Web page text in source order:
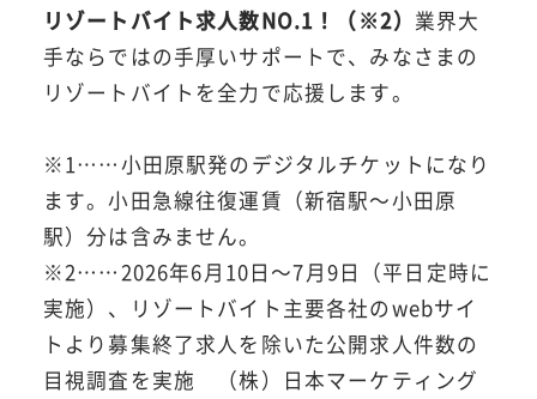
リゾートバイト求人数NO.1！（※2） 業界大
手ならではの手厚いサポートで、みなさまの
リゾートバイトを全力で応援します。
※1……小田原駅発のデジタルチケットになり
ます。小田急線往復運賃（新宿駅～小田原
駅）分は含みません。
※2……2026年6月10日～7月9日（平日定時に
実施）、リゾートバイト主要各社のwebサイ
トより募集終了求人を除いた公開求人件数の
目視調査を実施 （株）日本マーケティング